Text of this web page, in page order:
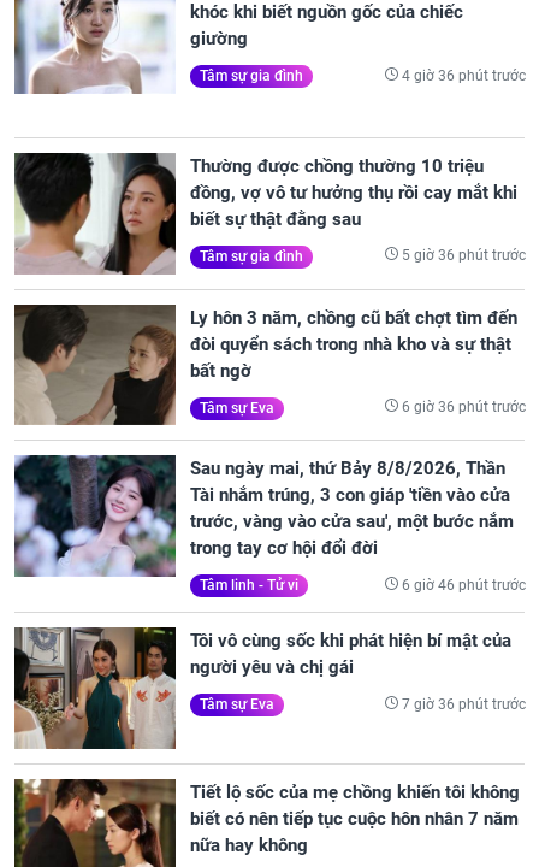
khóc khi biết nguồn gốc của chiếc
giường
Tâm sự gia đình 4 giờ 36 phút trước
Thường được chồng thường 10 triệu
đồng, vợ vô tư hưởng thụ rồi cay mắt khi
biết sự thật đằng sau
Tâm sự gia đình 5 giờ 36 phút trước
Ly hôn 3 năm, chồng cũ bất chợt tìm đến
đòi quyển sách trong nhà kho và sự thật
bất ngờ
Tâm sự Eva 6 giờ 36 phút trước
Sau ngày mai, thứ Bảy 8/8/2026, Thần
Tài nhắm trúng, 3 con giáp 'tiền vào cửa
trước, vàng vào cửa sau', một bước nắm
trong tay cơ hội đổi đời
Tâm linh - Tử vi 6 giờ 46 phút trước
Tôi vô cùng sốc khi phát hiện bí mật của
người yêu và chị gái
Tâm sự Eva 7 giờ 36 phút trước
Tiết lộ sốc của mẹ chồng khiến tôi không
biết có nên tiếp tục cuộc hôn nhân 7 năm
nữa hay không